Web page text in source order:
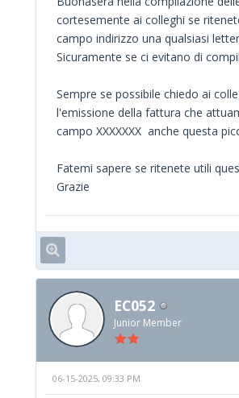
cortesemente ai colleghi se
campo indirizzo una qualsiasi
Sicuramente se ci evitano di
Sempre se possibile chiedo ai
l'emissione della fattura che
campo XXXXXXX anche questa
Fatemi sapere se ritenete utili
Grazie
EC052
Junior Member
06-15-2025, 09:33 PM